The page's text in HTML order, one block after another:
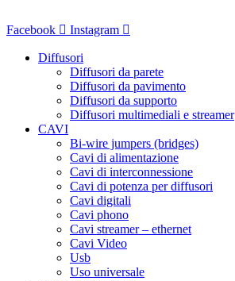
al
Facebook Instagram
Diffusori
Diffusori da parete
Diffusori da pavimento
Diffusori da supporto
Diffusori multimediali e streamer
CAVI
Bi-wire jumpers (bridges)
Cavi di alimentazione
Cavi di interconnessione
Cavi di potenza per diffusori
Cavi digitali
Cavi phono
Cavi streamer – ethernet
Cavi Video
Usb
Uso universale